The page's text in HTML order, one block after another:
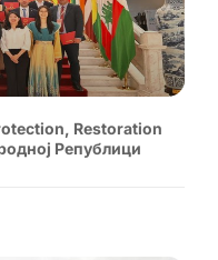
Restoration
Републици